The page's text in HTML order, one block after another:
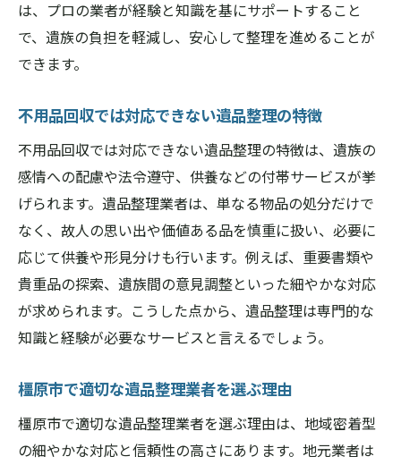
は、プロの業者が経験と知識を基にサポートすること
で、遺族の負担を軽減し、安心して整理を進めることが
できます。
不用品回収では対応できない遺品整理の特徴
不用品回収では対応できない遺品整理の特徴は、遺族の
感情への配慮や法令遵守、供養などの付帯サービスが挙
げられます。遺品整理業者は、単なる物品の処分だけで
なく、故人の思い出や価値ある品を慎重に扱い、必要に
応じて供養や形見分けも行います。例えば、重要書類や
貴重品の探索、遺族間の意見調整といった細やかな対応
が求められます。こうした点から、遺品整理は専門的な
知識と経験が必要なサービスと言えるでしょう。
橿原市で適切な遺品整理業者を選ぶ理由
橿原市で適切な遺品整理業者を選ぶ理由は、地域密着型
の細やかな対応と信頼性の高さにあります。地元業者は